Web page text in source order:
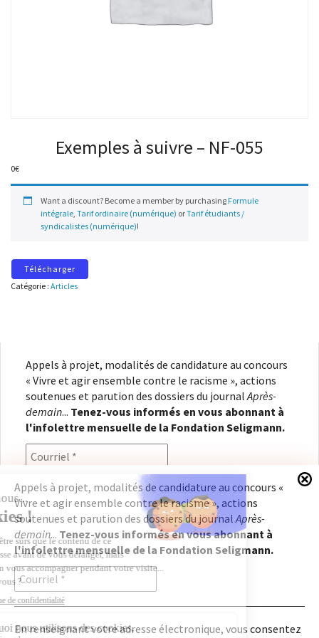
Exemples à suivre – NF-055
0€
Want a discount? Become a member by purchasing Formule
intégrale, Tarif ordinaire (numérique) orTarif étudiants /
syndicalistes (numérique)!
Télécharger
Catégorie : Articles
Appels à projet, modalités de candidature au concours
« Vivre et agir ensemble contre le racisme », actions
soutenues et parution des dossiers du journal Après-
demain... Tenez-vous informés en vous abonnant à
l'infolettre mensuelle de la Fondation Seligmann.
En renseignant votre adresse électronique, vous
consentez à recevoir l'infolettre de la Fondation
Seligmann, conformément à notrepolitique de
confidentialité. Il vous sera possible de vous
désabonner à tout moment.
Appels à projet, modalités de candidature au concours «
Vivre et agir ensemble contre le racisme », actions
soutenues et parution des dossiers du journalAprès-
demain... Tenez-vous informés en vous abonnant à
l'infolettre mensuelle de la Fondation Seligmann.
En renseignant votre adresse électronique, vous consentez